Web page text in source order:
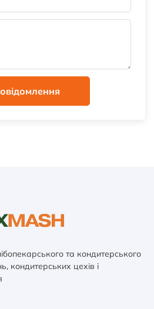
та кондитерського
кондитерських цехів і